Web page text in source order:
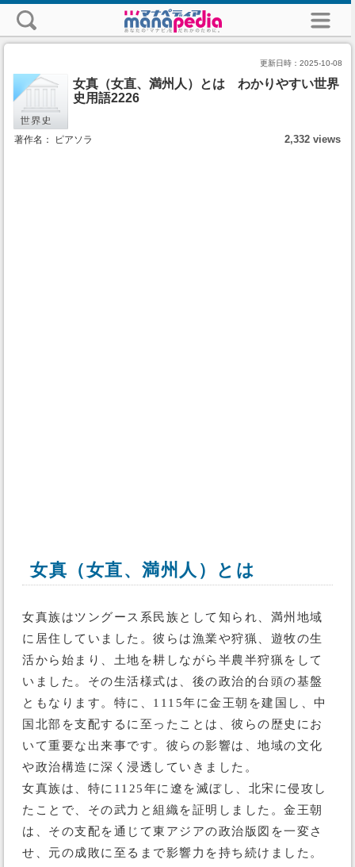
更新日時： 2025-10-08
女真（女直、満州人）とは わかりやすい世界
史用語2226
著作名： ピアソラ 2,332 views
女真（女直、満州人）とは
女真族はツングース系民族として知られ、満州地域
に居住していました。彼らは漁業や狩猟、遊牧の生
活から始まり、土地を耕しながら半農半狩猟をして
いました。その生活様式は、後の政治的台頭の基盤
ともなります。特に、1115年に金王朝を建国し、中
国北部を支配するに至ったことは、彼らの歴史にお
いて重要な出来事です。彼らの影響は、地域の文化
や政治構造に深く浸透していきました。
女真族は、特に1125年に遼を滅ぼし、北宋に侵攻し
たことで、その武力と組織を証明しました。金王朝
は、その支配を通じて東アジアの政治版図を一変さ
せ、元の成敗に至るまで影響力を持ち続けました。